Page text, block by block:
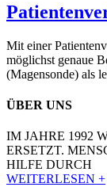
Mit einer
möglichst genaue
(Magensonde) als
ÜBER UNS
IM JAHRE 1992
ERSETZT.
HILFE DURCH
WEITERLESEN +